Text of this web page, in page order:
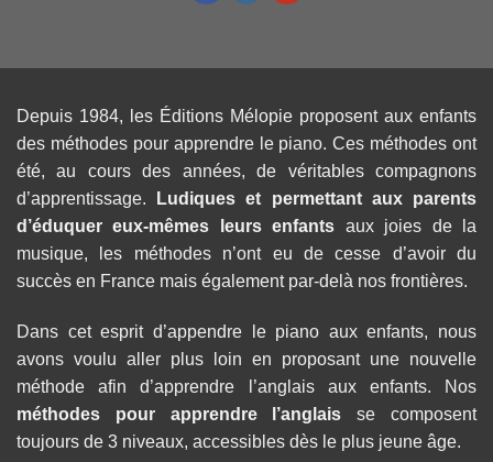
Depuis 1984, les Éditions Mélopie proposent aux enfants
des méthodes pour apprendre le piano. Ces méthodes ont
été, au cours des années, de véritables compagnons
d’apprentissage.
Ludiques et permettant aux parents
d’éduquer eux-mêmes leurs enfants aux joies de la
musique, les méthodes n’ont eu de cesse d’avoir du
succès en France mais également par-delà nos frontières.
Dans cet esprit d’appendre le piano aux enfants, nous
avons voulu aller plus loin en proposant une nouvelle
méthode afin d’apprendre l’anglais aux enfants. Nos
méthodes pour apprendre l’anglais se composent
toujours de 3 niveaux, accessibles dès le plus jeune âge.